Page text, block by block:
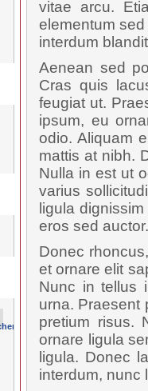
vitae arcu.
elementum
interdum
Aenean sed
Cras quis
feugiat ut.
ipsum, eu
odio. Aliquam
mattis at nibh.
Nulla in est ut
varius
ligula
eros sed auctor.
Donec
et ornare elit
Nunc in tellus
urna. Praesent
pretium risus.
ornare ligula
ligula. Donec
interdum, nunc